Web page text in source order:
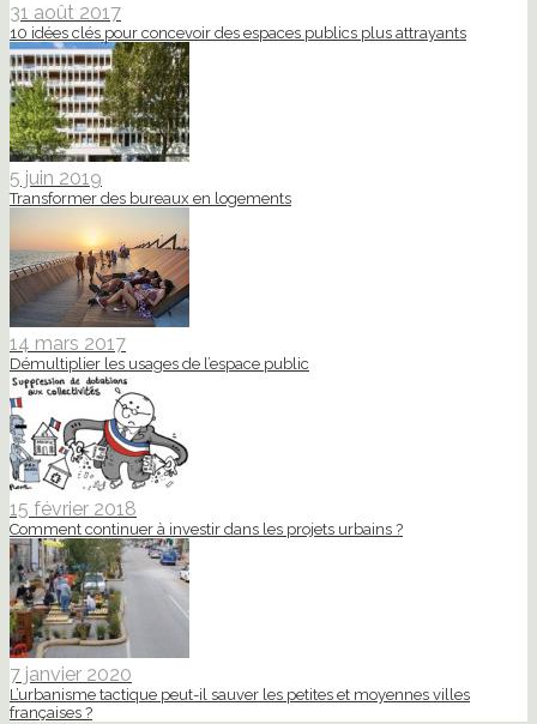
31 août 2017
10 idées clés pour concevoir des espaces publics plus attrayants
5 juin 2019
Transformer des bureaux en logements
14 mars 2017
Démultiplier les usages de l’espace public
15 février 2018
Comment continuer à investir dans les projets urbains ?
7 janvier 2020
L’urbanisme tactique peut-il sauver les petites et moyennes villes
françaises ?